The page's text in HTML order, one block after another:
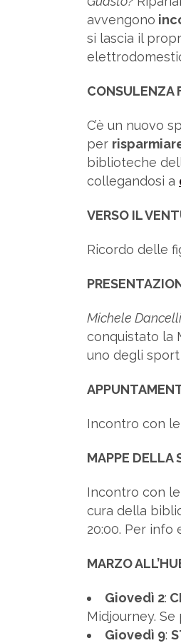
avvengono
si lascia il
C’è un nuovo
per
biblioteche
collegandosi a
VERSO IL
Ricordo delle
Michele
conquistato la
uno degli sport
Incontro con
MAPPE
Incontro con
cura della
20:00. Per info
MARZO
Giovedì 2:
Midjourney.
Giovedì 9: